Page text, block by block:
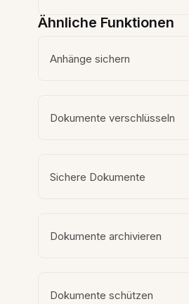
Ähnliche Funktionen
Anhänge sichern
Dokumente verschlüsseln
Sichere Dokumente
Dokumente archivieren
Dokumente schützen